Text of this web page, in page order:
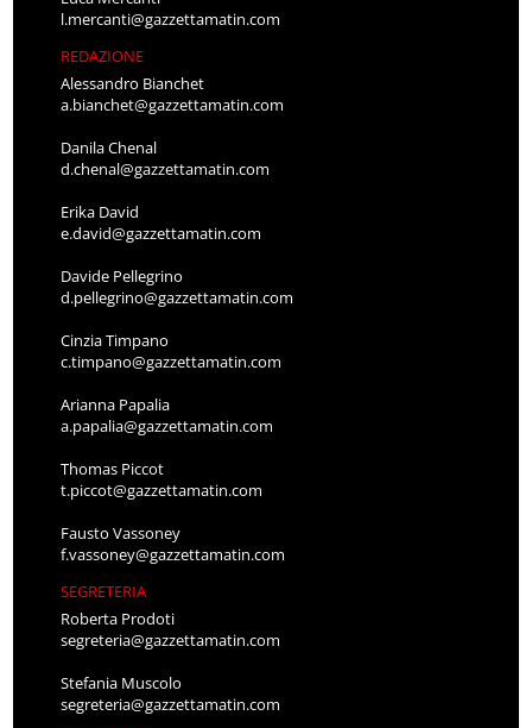
l.mercanti@gazzettamatin.com
REDAZIONE
Alessandro Bianchet
a.bianchet@gazzettamatin.com
Danila Chenal
d.chenal@gazzettamatin.com
Erika David
e.david@gazzettamatin.com
Davide Pellegrino
d.pellegrino@gazzettamatin.com
Cinzia Timpano
c.timpano@gazzettamatin.com
Arianna Papalia
a.papalia@gazzettamatin.com
Thomas Piccot
t.piccot@gazzettamatin.com
Fausto Vassoney
f.vassoney@gazzettamatin.com
SEGRETERIA
Roberta Prodoti
segreteria@gazzettamatin.com
Stefania Muscolo
segreteria@gazzettamatin.com